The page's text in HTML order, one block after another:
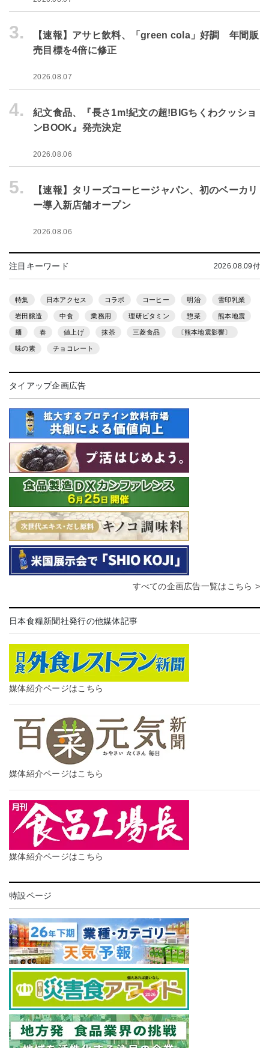
3.
【速報】アサヒ飲料、「green cola」好調 年間販
売目標を4倍に修正
2026.08.07
4.
紀文食品、『長さ1m!紀文の超!BIGちくわクッショ
ンBOOK』発売決定
2026.08.06
5.
【速報】タリーズコーヒージャパン、初のベーカリ
ー導入新店舗オープン
2026.08.06
注目キーワード 2026.08.09付
特集 日本アクセス コラボ コーヒー 明治 雪印乳業
岩田醸造 中食 業務用 理研ビタミン 惣菜 熊本地震
麺 春 値上げ 抹茶 三菱食品 〔熊本地震影響〕
味の素 チョコレート
タイアップ企画広告
すべての企画広告一覧はこちら >
日本食糧新聞社発行の他媒体記事
媒体紹介ページはこちら
媒体紹介ページはこちら
媒体紹介ページはこちら
特設ページ